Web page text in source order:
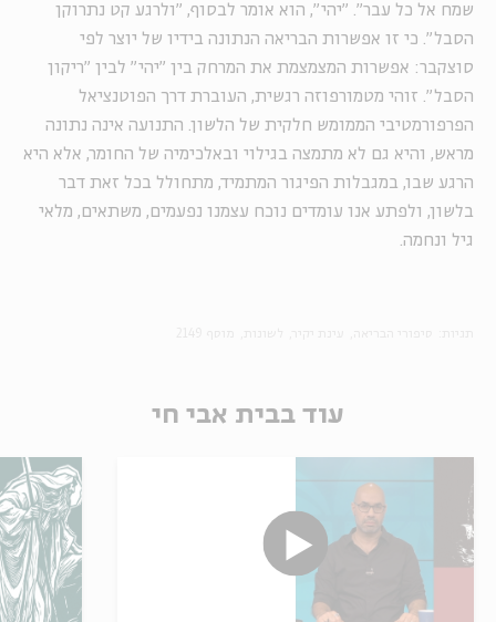
שמח אל כל עבר". "יהי", הוא אומר לבסוף, "ולרגע קט נתרוקן
הסבל". כי זו אפשרות הבריאה הנתונה בידיו של יוצר לפי
סוצקבר: אפשרות המצמצמת את המרחק בין "יהי" לבין "ריקון
הסבל". זוהי מטמורפוזה רגשית, העוברת דרך הפוטנציאל
הפרפורמטיבי הממומש חלקית של הלשון. התנועה אינה נתונה
מראש, והיא גם לא מתמצה בגילוי ובאלכימיה של החומר, אלא היא
הרגע שבו, במגבלות הפיגור המתמיד, מתחולל בכל זאת דבר
בלשון, ולפתע אנו עומדים נוכח עצמנו נפעמים, משתאים, מלאי
גיל ונחמה.
עוד בבית אבי חי